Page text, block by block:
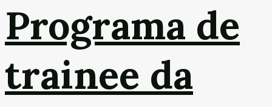
Programa de
trainee da